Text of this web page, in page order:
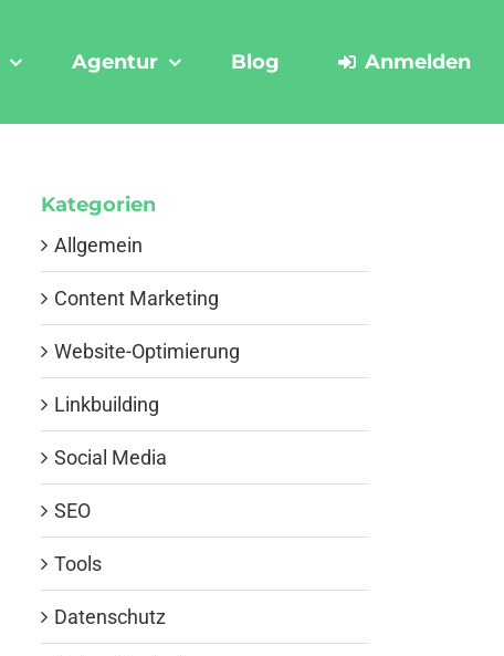
Agentur Blog Anmelden
Kategorien
Allgemein
Content Marketing
Website-Optimierung
Linkbuilding
Social Media
SEO
Tools
Datenschutz